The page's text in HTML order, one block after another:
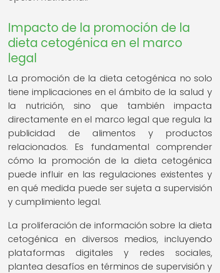
Impacto de la promoción de la
dieta cetogénica en el marco
legal
La promoción de la dieta cetogénica no solo
tiene implicaciones en el ámbito de la salud y
la nutrición, sino que también impacta
directamente en el marco legal que regula la
publicidad de alimentos y productos
relacionados. Es fundamental comprender
cómo la promoción de la dieta cetogénica
puede influir en las regulaciones existentes y
en qué medida puede ser sujeta a supervisión
y cumplimiento legal.
La proliferación de información sobre la dieta
cetogénica en diversos medios, incluyendo
plataformas digitales y redes sociales,
plantea desafíos en términos de supervisión y